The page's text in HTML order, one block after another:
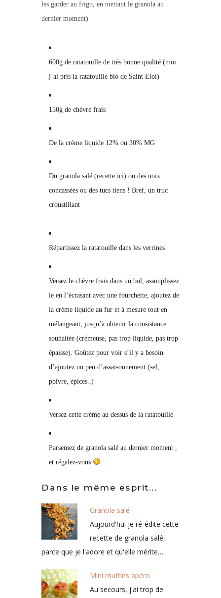
les garder au frigo, en mettant le granola au
dernier moment)
600g de ratatouille de très bonne qualité (moi
j’ai pris la ratatouille bio de Saint Eloi)
150g de chèvre frais
De la crème liquide 12% ou 30% MG
Du granola salé (recette ici) ou des noix
concassées ou des tucs tiens ! Bref, un truc
croustillant
Répartissez la ratatouille dans les verrines
Versez le chèvre frais dans un bol, assouplissez
le en l’écrasant avec une fourchette, ajoutez de
la crème liquide au fur et à mesure tout en
mélangeant, jusqu’à obtenir la consistance
souhaitée (crémeuse, pas trop liquide, pas trop
épaisse). Goûtez pour voir s’il y a besoin
d’ajoutez un peu d’assaisonnement (sel,
poivre, épices..)
Versez cette crème au dessus de la ratatouille
Parsemez de granola salé au dernier moment ,
et régalez-vous
Dans le même esprit...
Granola salé
Aujourd'hui je ré-édite cette
recette de granola salé,
parce que je l'adore et qu'elle mérite…
Mini muffins apéro
Au secours, j'ai trop de